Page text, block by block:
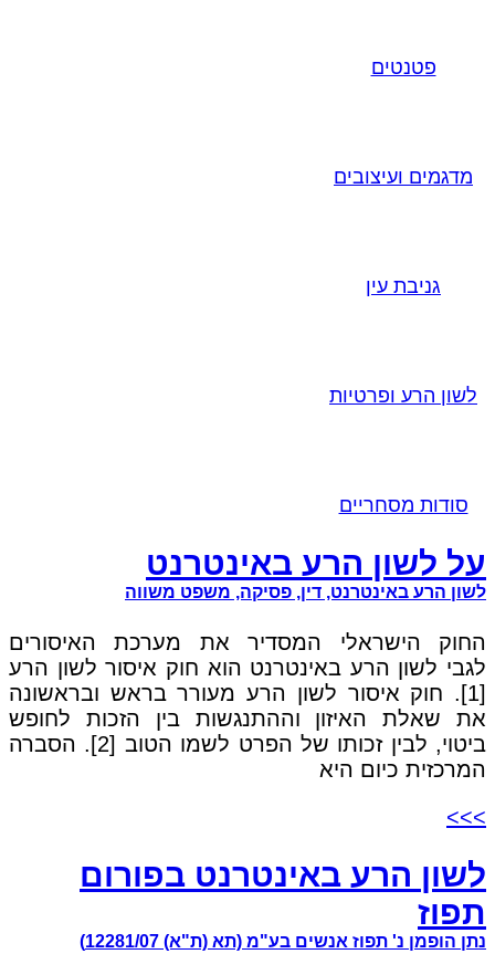
פטנטים
מדגמים ועיצובים
גניבת עין
לשון הרע ופרטיות
סודות מסחריים
על לשון הרע באינטרנט
לשון הרע באינטרנט, דין, פסיקה, משפט משווה
החוק הישראלי המסדיר את מערכת האיסורים
לגבי לשון הרע באינטרנט הוא חוק איסור לשון הרע
[1]. חוק איסור לשון הרע מעורר בראש ובראשונה
את שאלת האיזון וההתנגשות בין הזכות לחופש
ביטוי, לבין זכותו של הפרט לשמו הטוב [2]. הסברה
המרכזית כיום היא
>>>
לשון הרע באינטרנט בפורום
תפוז
נתן הופמן נ' תפוז אנשים בע"מ (תא (ת"א) 12281/07)